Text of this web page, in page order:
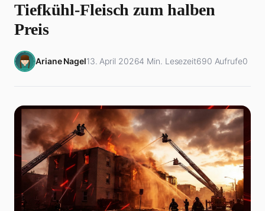
Tiefkühl-Fleisch zum halben
Preis
Ariane Nagel13. April 20264 Min. Lesezeit690 Aufrufe0